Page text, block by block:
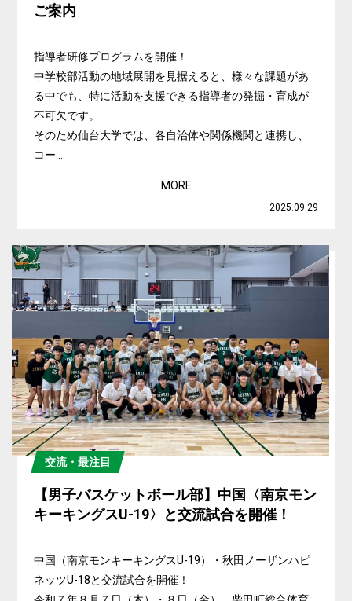
ご案内
指導者研修プログラムを開催！
中学校部活動の地域展開を見据えると、様々な課題があ
る中でも、特に活動を支援できる指導者の発掘・育成が
不可欠です。
そのため仙台大学では、各自治体や関係機関と連携し、
コー ...
MORE
2025.09.29
交流・最注目
【男子バスケットボール部】中国〈南京モン
キーキングスU-19〉と交流試合を開催！
中国（南京モンキーキングスU-19）・秋田ノーザンハピ
ネッツU-18と交流試合を開催！